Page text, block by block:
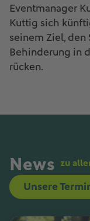
Eventmanager
Kuttig sich
seinem Ziel,
Behinderung in
rücken.
News zu
Unsere